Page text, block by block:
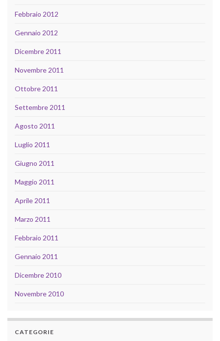
Febbraio 2012
Gennaio 2012
Dicembre 2011
Novembre 2011
Ottobre 2011
Settembre 2011
Agosto 2011
Luglio 2011
Giugno 2011
Maggio 2011
Aprile 2011
Marzo 2011
Febbraio 2011
Gennaio 2011
Dicembre 2010
Novembre 2010
CATEGORIE